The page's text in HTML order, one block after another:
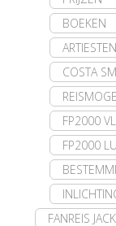
BOEKEN
ARTIESTEN
COSTA
FP2000
FP2000
FANREIS